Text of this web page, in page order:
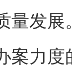
量发展
力度